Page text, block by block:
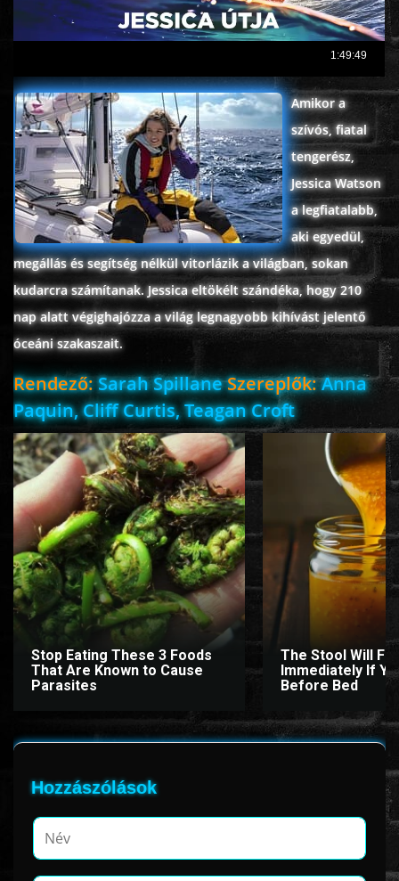
HÁBORÚS
KATASZTRÓFA
CSALÁDI
WESTERN
TÖRTÉNELMI
DOKUMENTUMFILMEK
ÉLŐ ADÁSOK (LIVE)
SOROZAT
KARÁCSONYI FILMEK
PC-GAME
www.onlinefilmvilag2.eu,Copyright © 2017-2026 Az oldal nem tárol
Amikor a
szívós, fiatal
tengerész,
Jessica Watson
a legfiatalabb,
aki egyedül,
megállás és segítség nélkül vitorlázik a világban, sokan
kudarcra számítanak. Jessica eltökélt szándéka, hogy 210
nap alatt végighajózza a világ legnagyobb kihívást jelentő
óceáni szakaszait.
Rendező:Sarah SpillaneSzereplők:Anna
Paquin, Cliff Curtis, Teagan Croft
Stop Eating These 3 Foods
That Are Known to Cause
Parasites
The Stool Will Fly
Immediately If
Before Bed
Hozzászólások